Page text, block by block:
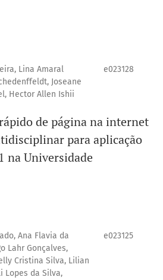
Lina Amaral
Joseane
Hector Allen Ishii
e023128
de página na internet
para aplicação
na Universidade
Ana Flavia da
Lahr Gonçalves,
Cristina Silva, Lilian
Lopes da Silva,
e023125